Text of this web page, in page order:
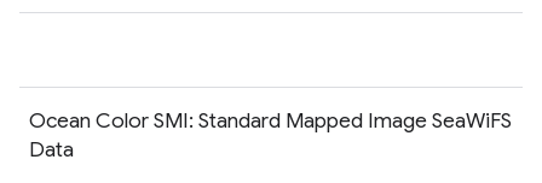
Ocean Color SMI: Standard Mapped Image SeaWiFS
Data